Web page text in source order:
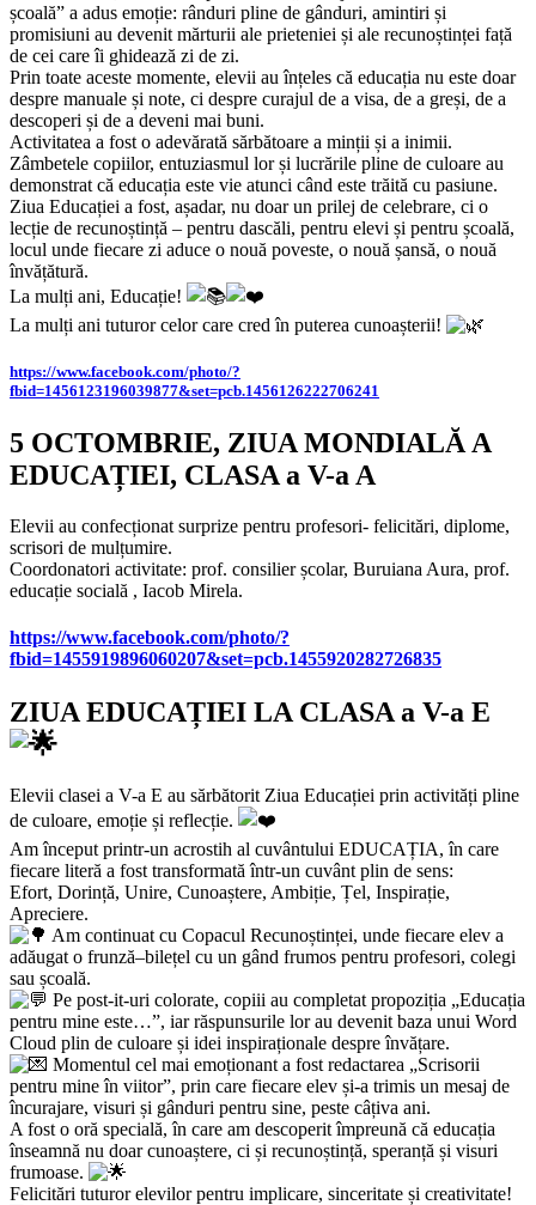
școală” a adus emoție: rânduri pline de gânduri, amintiri și
promisiuni au devenit mărturii ale prieteniei și ale recunoștinței față
de cei care îi ghidează zi de zi.
Prin toate aceste momente, elevii au înțeles că educația nu este doar
despre manuale și note, ci despre curajul de a visa, de a greși, de a
descoperi și de a deveni mai buni.
Activitatea a fost o adevărată sărbătoare a minții și a inimii.
Zâmbetele copiilor, entuziasmul lor și lucrările pline de culoare au
demonstrat că educația este vie atunci când este trăită cu pasiune.
Ziua Educației a fost, așadar, nu doar un prilej de celebrare, ci o
lecție de recunoștință – pentru dascăli, pentru elevi și pentru școală,
locul unde fiecare zi aduce o nouă poveste, o nouă șansă, o nouă
învățătură.
La mulți ani, Educație!
La mulți ani tuturor celor care cred în puterea cunoașterii!
https://www.facebook.com/photo/?
fbid=1456123196039877&set=pcb.1456126222706241
5 OCTOMBRIE, ZIUA MONDIALĂ A
EDUCAȚIEI, CLASA a V-a A
Elevii au confecționat surprize pentru profesori- felicitări, diplome,
scrisori de mulțumire.
Coordonatori activitate: prof. consilier școlar, Buruiana Aura, prof.
educație socială , Iacob Mirela.
https://www.facebook.com/photo/?
fbid=1455919896060207&set=pcb.1455920282726835
ZIUA EDUCAȚIEI LA CLASA a V-a E
Elevii clasei a V-a E au sărbătorit Ziua Educației prin activități pline
de culoare, emoție și reflecție.
Am început printr-un acrostih al cuvântului EDUCAȚIA, în care
fiecare literă a fost transformată într-un cuvânt plin de sens:
Efort, Dorință, Unire, Cunoaștere, Ambiție, Țel, Inspirație,
Apreciere.
Am continuat cu Copacul Recunoștinței, unde fiecare elev a
adăugat o frunză–bilețel cu un gând frumos pentru profesori, colegi
sau școală.
Pe post-it-uri colorate, copiii au completat propoziția „Educația
pentru mine este…”, iar răspunsurile lor au devenit baza unui Word
Cloud plin de culoare și idei inspiraționale despre învățare.
Momentul cel mai emoționant a fost redactarea „Scrisorii
pentru mine în viitor”, prin care fiecare elev și-a trimis un mesaj de
încurajare, visuri și gânduri pentru sine, peste câțiva ani.
A fost o oră specială, în care am descoperit împreună că educația
înseamnă nu doar cunoaștere, ci și recunoștință, speranță și visuri
frumoase.
Felicitări tuturor elevilor pentru implicare, sinceritate și creativitate!